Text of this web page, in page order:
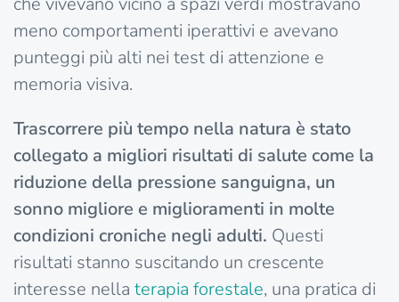
meno comportamenti iperattivi e avevano
punteggi più alti nei test di attenzione e
memoria visiva.
Trascorrere più tempo nella natura è stato
collegato a migliori risultati di salute come la
riduzione della pressione sanguigna, un
sonno migliore e miglioramenti in molte
condizioni croniche negli adulti. Questi
risultati stanno suscitando un crescente
interesse nella terapia forestale, una pratica di